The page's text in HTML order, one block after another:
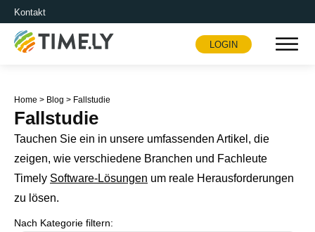
Kontakt
Timely
LOGIN
Home > Blog > Fallstudie
Fallstudie
Tauchen Sie ein in unsere umfassenden Artikel, die
zeigen, wie verschiedene Branchen und Fachleute
Timely Software-Lösungen um reale Herausforderungen
zu lösen.
Nach Kategorie filtern: